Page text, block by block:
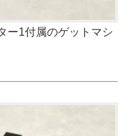
ー1付属のゲットマシ